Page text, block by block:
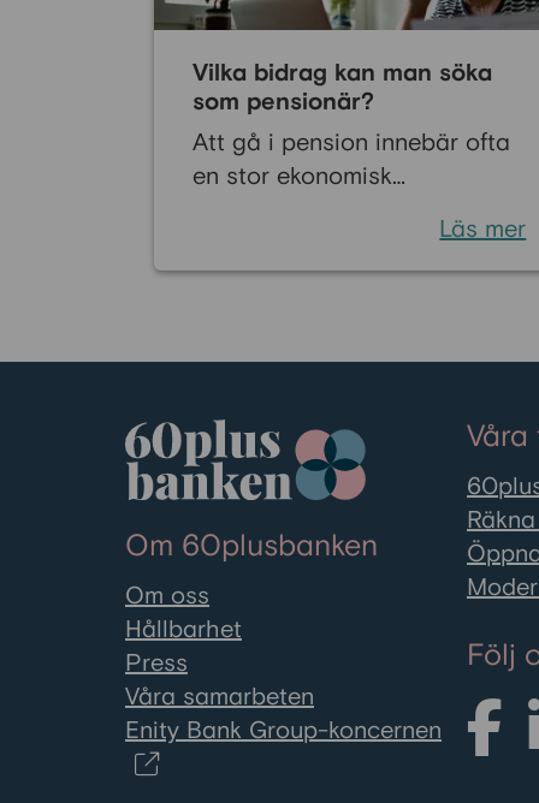
Vilka bidrag kan man söka
som pensionär?
Att gå i pension innebär ofta
en stor ekonomisk
regelbundna lönen byts ut
bidra till en tryggare vardag
som pensionär. Vissa stöd är
särskilt riktade till
pensionärer, medan andra
kan sökas av alla med låga
levnadskostnader. Här går vi
igenom de vanligaste
bidragen i Sverige och hur du
ansöker om dem.
Läs mer
Om 60plusbanken
Om oss
Hållbarhet
Press
Våra samarbeten
Enity Bank Group-koncernen
Följ